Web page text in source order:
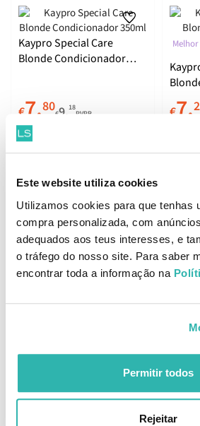
Este website utiliza cookies
Utilizamos cookies para que tenhas
compra personalizada, com
adequados aos teus interesses, e
o tráfego do nosso site. Para saber
encontrar toda a informação na
Permitir todos
Rejeitar
Kaypro Special Care
Blonde Condicionador
€7.80€9. 18
PVPR €7.
Kaypro Special Care Argan
Oil Mini Kit
€8.46 9.96
350ml
€4.